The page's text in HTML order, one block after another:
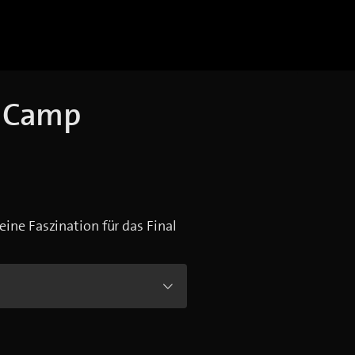
Faszination für das Final